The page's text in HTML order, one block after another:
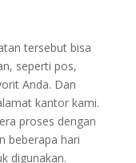
tersebut bisa
seperti pos,
Anda. Dan
kantor kami.
proses dengan
beberapa hari
digunakan.